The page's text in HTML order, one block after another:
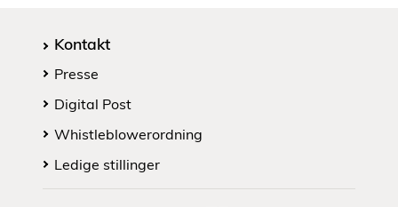
Kontakt
Presse
Digital Post
Whistleblowerordning
Ledige stillinger